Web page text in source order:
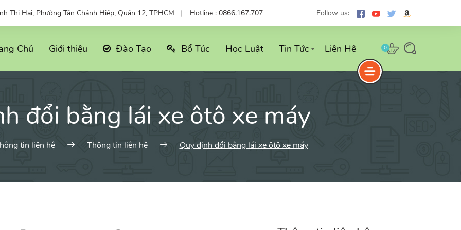
Thị Hai, Phường Tân Chánh Hiệp, Quận 12, TPHCM Hotline : 0866.167.707 Follow us:
Chủ Giới thiệu Đào Tạo Bổ Túc Học Luật Tin Tức Liên Hệ 0
đổi bằng lái xe ôtô xe máy
tin liên hệ Thông tin liên hệ Quy định đổi bằng lái xe ôtô xe máy